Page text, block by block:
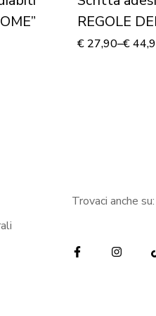
REGOLE
NONNI”
€27,90–€
Trovaci anche su: